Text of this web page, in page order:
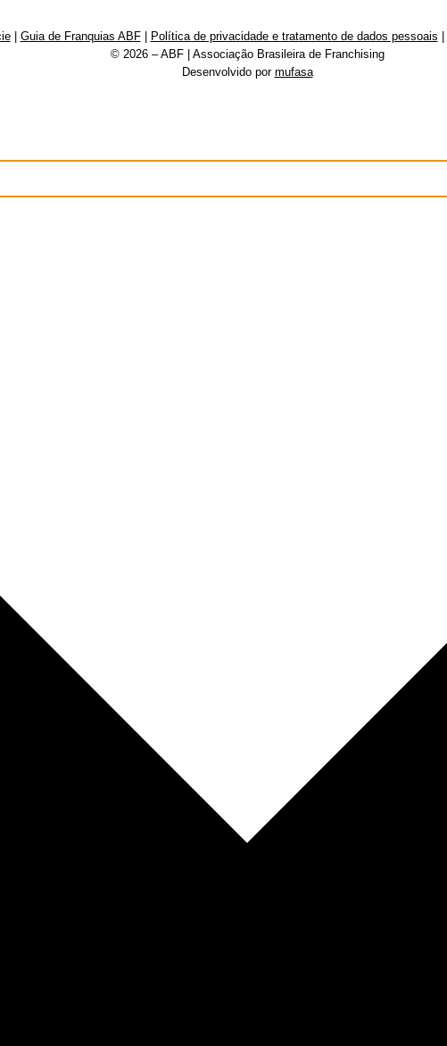
| Guia de Franquias ABF| Política de privacidade e tratamento de dados pessoais
© 2026 – ABF | Associação Brasileira de Franchising
Desenvolvido por mufasa